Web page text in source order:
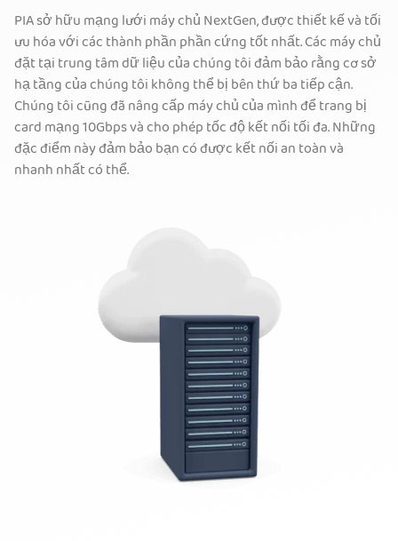
PIA sở hữu mạng lưới máy chủ NextGen, được thiết kế và tối
ưu hóa với các thành phần phần cứng tốt nhất. Các máy chủ
đặt tại trung tâm dữ liệu của chúng tôi đảm bảo rằng cơ sở
hạ tầng của chúng tôi không thể bị bên thứ ba tiếp cận.
Chúng tôi cũng đã nâng cấp máy chủ của mình để trang bị
card mạng 10Gbps và cho phép tốc độ kết nối tối đa. Những
đặc điểm này đảm bảo bạn có được kết nối an toàn và
nhanh nhất có thể.